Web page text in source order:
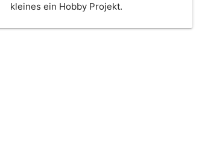
kleines ein Hobby Projekt.